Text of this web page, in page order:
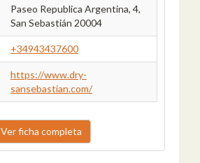
Paseo Republica Argentina, 4,
San Sebastián 20004
+34943437600
https://www.dry-
sansebastian.com/
Ver ficha completa